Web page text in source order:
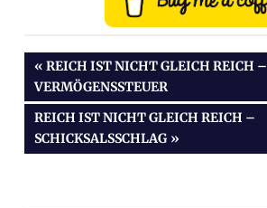
Beitragsnavigation
VORHERIGER
BEITRAG:
REICH IST NICHT GLEICH REICH –
VERMÖGENSSTEUER
NÄCHSTER
BEITRAG:
REICH IST NICHT GLEICH REICH –
SCHICKSALSSCHLAG